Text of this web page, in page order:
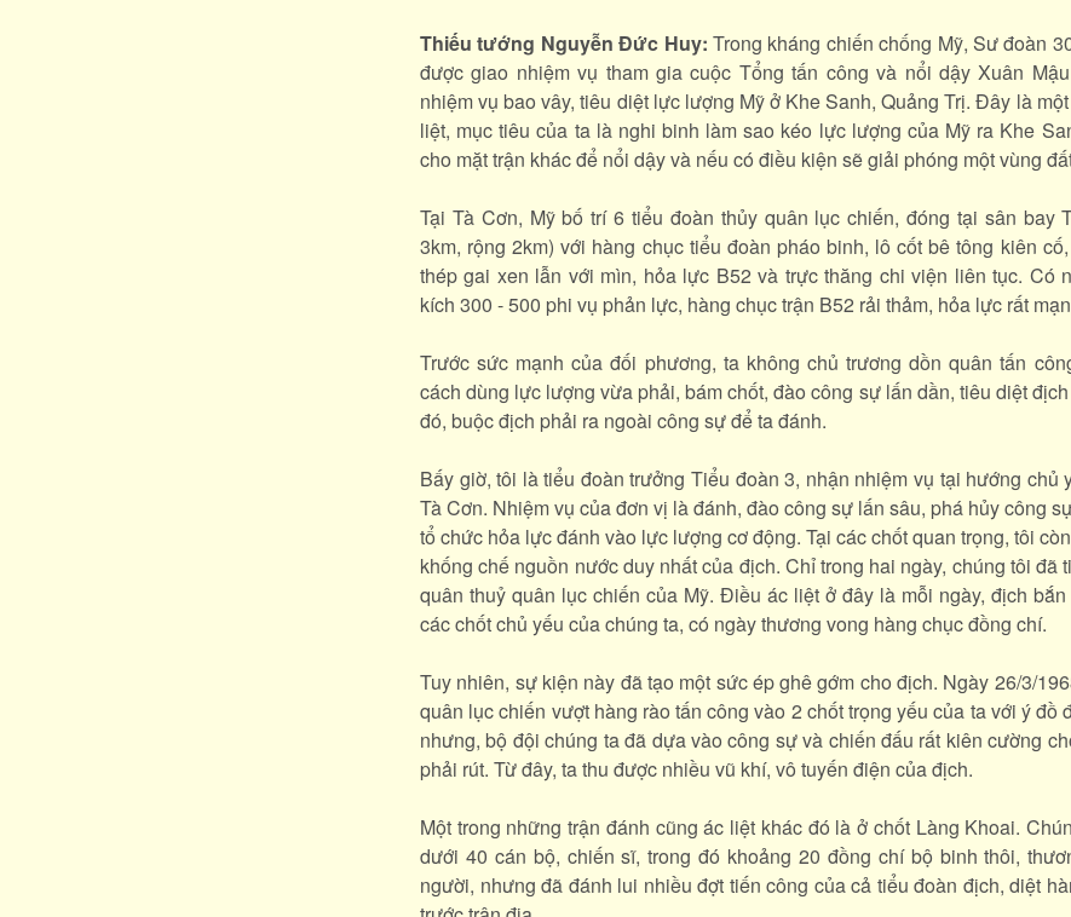
Thiếu tướng Nguyễn Đức Huy: Trong kháng chiến chống Mỹ, Sư đoàn
được giao nhiệm vụ tham gia cuộc Tổng tấn công và nổi dậy Xuân
nhiệm vụ bao vây, tiêu diệt lực lượng Mỹ ở Khe Sanh, Quảng Trị. Đây là
liệt, mục tiêu của ta là nghi binh làm sao kéo lực lượng của Mỹ ra Khe
cho mặt trận khác để nổi dậy và nếu có điều kiện sẽ giải phóng một vùng
Tại Tà Cơn, Mỹ bố trí 6 tiểu đoàn thủy quân lục chiến, đóng tại sân bay
3km, rộng 2km) với hàng chục tiểu đoàn pháo binh, lô cốt bê tông kiên
thép gai xen lẫn với mìn, hỏa lực B52 và trực thăng chi viện liên tục. Có
kích 300 - 500 phi vụ phản lực, hàng chục trận B52 rải thảm, hỏa lực rất
Trước sức mạnh của đối phương, ta không chủ trương dồn quân tấn
cách dùng lực lượng vừa phải, bám chốt, đào công sự lấn dần, tiêu diệt
đó, buộc địch phải ra ngoài công sự để ta đánh.
Bấy giờ, tôi là tiểu đoàn trưởng Tiểu đoàn 3, nhận nhiệm vụ tại hướng chủ
Tà Cơn. Nhiệm vụ của đơn vị là đánh, đào công sự lấn sâu, phá hủy công
tổ chức hỏa lực đánh vào lực lượng cơ động. Tại các chốt quan trọng, tôi
khống chế nguồn nước duy nhất của địch. Chỉ trong hai ngày, chúng tôi đã
quân thuỷ quân lục chiến của Mỹ. Điều ác liệt ở đây là mỗi ngày, địch
các chốt chủ yếu của chúng ta, có ngày thương vong hàng chục đồng chí.
Tuy nhiên, sự kiện này đã tạo một sức ép ghê gớm cho địch. Ngày 26/3/
quân lục chiến vượt hàng rào tấn công vào 2 chốt trọng yếu của ta với ý đồ
nhưng, bộ đội chúng ta đã dựa vào công sự và chiến đấu rất kiên cường
phải rút. Từ đây, ta thu được nhiều vũ khí, vô tuyến điện của địch.
Một trong những trận đánh cũng ác liệt khác đó là ở chốt Làng Khoai.
dưới 40 cán bộ, chiến sĩ, trong đó khoảng 20 đồng chí bộ binh thôi,
người, nhưng đã đánh lui nhiều đợt tiến công của cả tiểu đoàn địch, diệt